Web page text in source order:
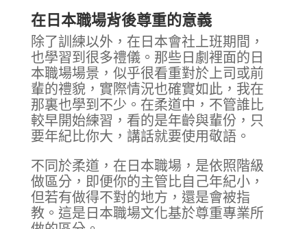
在日本職場背後尊重的意義
除了訓練以外，在日本會社上班期間，
也學習到很多禮儀。那些日劇裡面的日
本職場場景，似乎很看重對於上司或前
輩的禮貌，實際情況也確實如此，我在
那裏也學到不少。在柔道中，不管誰比
較早開始練習，看的是年齡與輩份，只
要年紀比你大，講話就要使用敬語。
不同於柔道，在日本職場，是依照階級
做區分，即便你的主管比自己年紀小，
但若有做得不對的地方，還是會被指
教。這是日本職場文化基於尊重專業所